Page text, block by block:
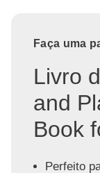
Faça uma
Livro
and
Book
Perfeito